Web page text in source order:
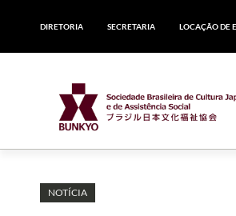
DIRETORIA SECRETARIA LOCAÇÃO DE
NOTÍCIA